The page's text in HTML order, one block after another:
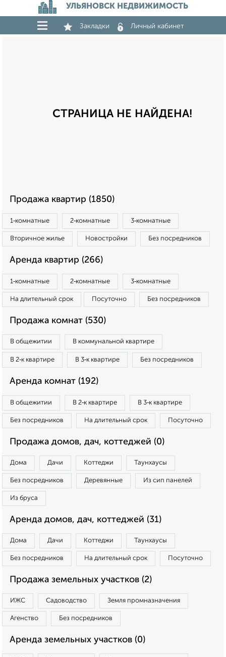
УЛЬЯНОВСК НЕДВИЖИМОСТЬ
Закладки Личный кабинет
СТРАНИЦА НЕ НАЙДЕНА!
Продажа квартир (1850)
1‑комнатные 2‑комнатные 3‑комнатные
Вторичное жилье Новостройки Без посредников
Аренда квартир (266)
1‑комнатные 2‑комнатные 3‑комнатные
На длительный срок Посуточно Без посредников
Продажа комнат (530)
В общежитии В коммунальной квартире
В 2‑к квартире В 3‑к квартире Без посредников
Аренда комнат (192)
В общежитии В 2‑к квартире В 3‑к квартире
Без посредников На длительный срок Посуточно
Продажа домов, дач, коттеджей (0)
Дома Дачи Коттеджи Таунхаусы
Без посредников Деревянные Из сип панелей
Из бруса
Аренда домов, дач, коттеджей (31)
Дома Дачи Коттеджи Таунхаусы
Без посредников На длительный срок Посуточно
Продажа земельных участков (2)
ИЖС Садоводство Земля промназначения
Агенство Без посредников
Аренда земельных участков (0)